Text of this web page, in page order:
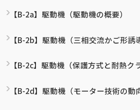
【B-2a】駆動機（駆動機の概要）
【B-2b】駆動機（三相交流かご形誘
【B-2c】駆動機（保護方式と耐熱ク
【B-2d】駆動機（モーター技術の動